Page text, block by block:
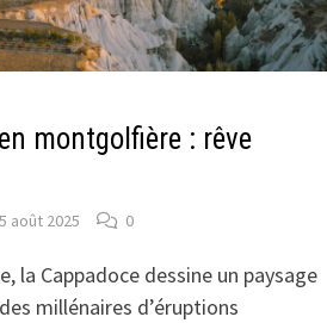
montgolfière : rêve
août 2025 0
la Cappadoce dessine un paysage
millénaires d’éruptions